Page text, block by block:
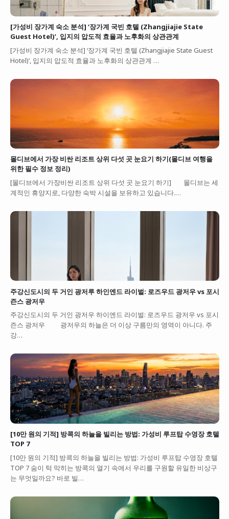
[가성비 장가계 숙소 분석] ‘장가계 국빈 호텔 (Zhangjiajie State
Guest Hotel)’, 입지의 압도적 효율과 노후화의 상관관계
[가성비 장가계 숙소 분석] ‘장가계 국빈 호텔 (Zhangjiajie State Guest
Hotel)’, 입지의 압도적 효율과 노후화의 상관관계 …
몰디브에서 가장 비싼 리조트 상위 다섯 곳 눈요기 하기(몰디브 여행을
위한 필수 정보 정리)
[몰디브에서 가장비싼 리조트 상위 다섯 곳 눈요기 하기] 몰디브는 세
계적인 휴양지로, 다양한 숙박 시설을 보유하고 있습니다.…
주강신도시의 두 거인 광저루 하인엔드 라이벌: 로즈우드 광저우 vs 포시
즌스 광저우
주강신도시의 두 거인 광저우 하이엔드 라이벌: 로즈우드 광저우 vs 포시
즌스 광저우 광저우의 하늘은 더 이상 구름만의 영역이 아니다. 주
강…
[10만 원의 기적] 방콕의 하늘을 빌리는 방법: 가성비 루프탑 수영장 호텔
TOP 7
[10만 원의 기적] 방콕의 하늘을 빌리는 방법: 가성비 루프탑 수영장 호텔
TOP 7 숨이 턱 막히는 방콕의 열기 속에서 우리를 구원할 유일한 비상구
는 무엇일까요? 바로 빌…